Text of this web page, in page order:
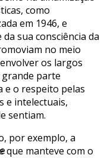
como
em 1946, e
sua consciência da
no meio
os largos
grande parte
e o respeito pelas
e intelectuais,
sentiam.
por exemplo, a
que manteve com o